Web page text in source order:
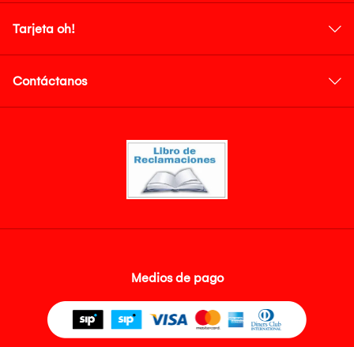
Tarjeta oh!
Contáctanos
Medios de pago